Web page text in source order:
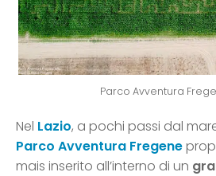
Parco Avventura
Nel Lazio, a pochi passi dal
Parco Avventura Fregene
mais inserito all’interno di un